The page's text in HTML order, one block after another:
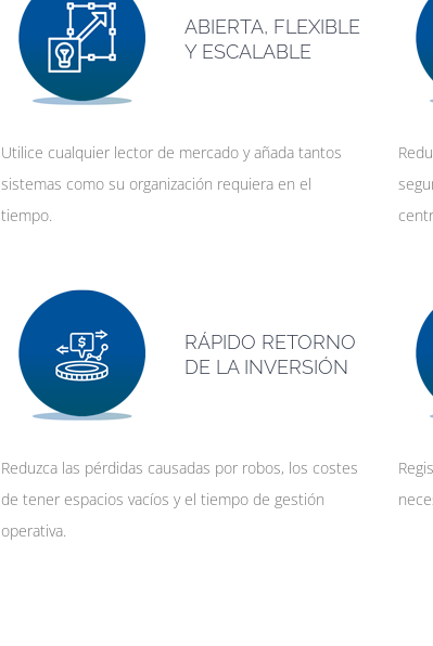
ABIERTA, FLEXIBLE
Y ESCALABLE
Utilice cualquier lector de mercado y añada tantos
sistemas como su organización requiera en el
tiempo.
RÁPIDO RETORNO
DE LA INVERSIÓN
Reduzca las pérdidas causadas por robos, los costes
de tener espacios vacíos y el tiempo de gestión
operativa.